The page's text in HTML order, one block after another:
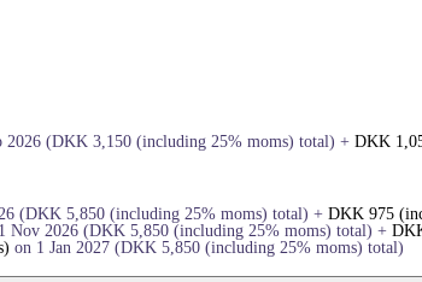
2026 (DKK 3,150 (including 25% moms) total) + DKK
(DKK 5,850 (including 25% moms) total) + DKK 975
Nov 2026 (DKK 5,850 (including 25% moms) total) +
on 1 Jan 2027 (DKK 5,850 (including 25% moms) total)